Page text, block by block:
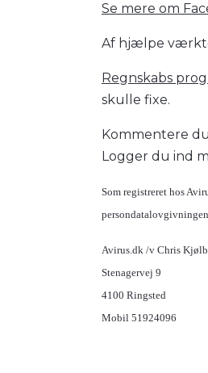
Se mere om
Af hjælpe
Regnskabs
skulle fixe.
Kommentere
Logger du ind
Som registreret hos
Avirus.dk /v Chris
Stenagervej 9
4100 Ringsted
Mobil 51924096